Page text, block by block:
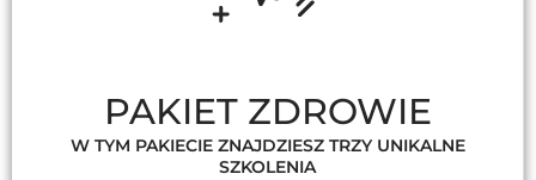
PAKIET ZDROWIE
W TYM PAKIECIE ZNAJDZIESZ TRZY UNIKALNE
SZKOLENIA